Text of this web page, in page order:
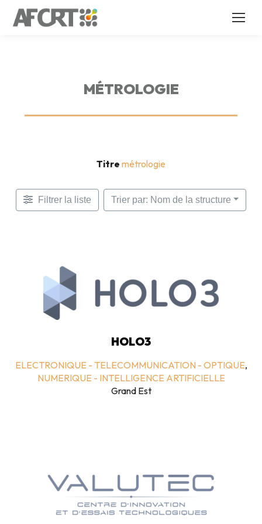
MÉTROLOGIE
Titre métrologie
Filtrer la liste Trier par: Nom de la structure
HOLO3
ELECTRONIQUE - TELECOMMUNICATION - OPTIQUE,
NUMERIQUE - INTELLIGENCE ARTIFICIELLE
Grand Est